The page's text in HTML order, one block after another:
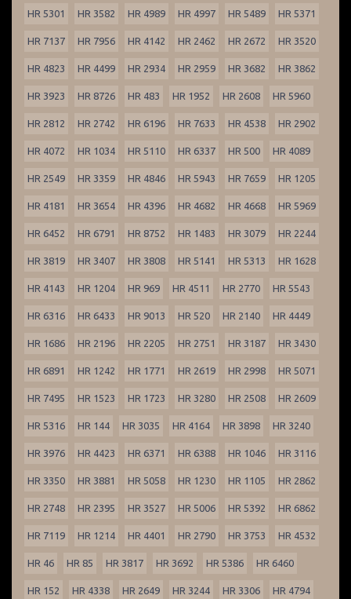
HR 5301 HR 3582 HR 4989 HR 4997 HR 5489 HR 5371
HR 7137 HR 7956 HR 4142 HR 2462 HR 2672 HR 3520
HR 4823 HR 4499 HR 2934 HR 2959 HR 3682 HR 3862
HR 3923 HR 8726 HR 483 HR 1952 HR 2608 HR 5960
HR 2812 HR 2742 HR 6196 HR 7633 HR 4538 HR 2902
HR 4072 HR 1034 HR 5110 HR 6337 HR 500 HR 4089
HR 2549 HR 3359 HR 4846 HR 5943 HR 7659 HR 1205
HR 4181 HR 3654 HR 4396 HR 4682 HR 4668 HR 5969
HR 6452 HR 6791 HR 8752 HR 1483 HR 3079 HR 2244
HR 3819 HR 3407 HR 3808 HR 5141 HR 5313 HR 1628
HR 4143 HR 1204 HR 969 HR 4511 HR 2770 HR 5543
HR 6316 HR 6433 HR 9013 HR 520 HR 2140 HR 4449
HR 1686 HR 2196 HR 2205 HR 2751 HR 3187 HR 3430
HR 6891 HR 1242 HR 1771 HR 2619 HR 2998 HR 5071
HR 7495 HR 1523 HR 1723 HR 3280 HR 2508 HR 2609
HR 5316 HR 144 HR 3035 HR 4164 HR 3898 HR 3240
HR 3976 HR 4423 HR 6371 HR 6388 HR 1046 HR 3116
HR 3350 HR 3881 HR 5058 HR 1230 HR 1105 HR 2862
HR 2748 HR 2395 HR 3527 HR 5006 HR 5392 HR 6862
HR 7119 HR 1214 HR 4401 HR 2790 HR 3753 HR 4532
HR 46 HR 85 HR 3817 HR 3692 HR 5386 HR 6460
HR 152 HR 4338 HR 2649 HR 3244 HR 3306 HR 4794